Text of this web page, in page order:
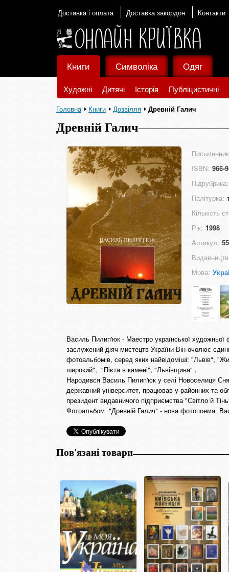
Доставка і оплата Доставка закордон Контакти
Книги
Художні Дитячі Історія Публіцистичні
Символіка Одяг
Головна Книги Дозвілля Древній Галич
Древній Галич
ISBN: 966-
Підрубрика:
Палітурка:
Кількість
Рік: 1998
Артикул:
Мова:
Василь Пилип'юк - Маестро української художньої
заслужений діяч мистецтв України Він очолює
фотоальбомів, серед яких найвідоміші: "Львів",
широкий", "Пієта в камені", "Львівщина" .
Народився Василь Пилип'юк у селі Новоселиця
державний університет, працював у районних та
президент видавничого підприємства "Світло й
Фотоальбом "Древній Галич" - нова фотопоема
Пов'язані товари